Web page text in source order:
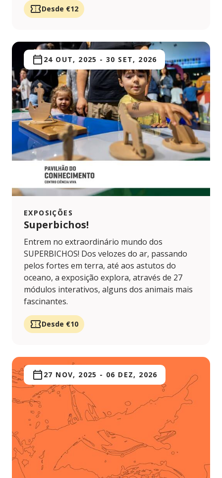
Desde €12
EXPOSIÇÕES
Superbichos!
24 OUT, 2025 -30 SET, 2026
Entrem no extraordinário mundo dos
SUPERBICHOS! Dos velozes do ar, passando
pelos fortes em terra, até aos astutos do
oceano, a exposição explora, através de 27
módulos interativos, alguns dos animais mais
fascinantes.
Desde €10
27 NOV, 2025 - 06 DEZ, 2026